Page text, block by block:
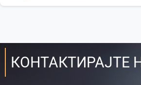
КОНТАКТИРАЈТЕ